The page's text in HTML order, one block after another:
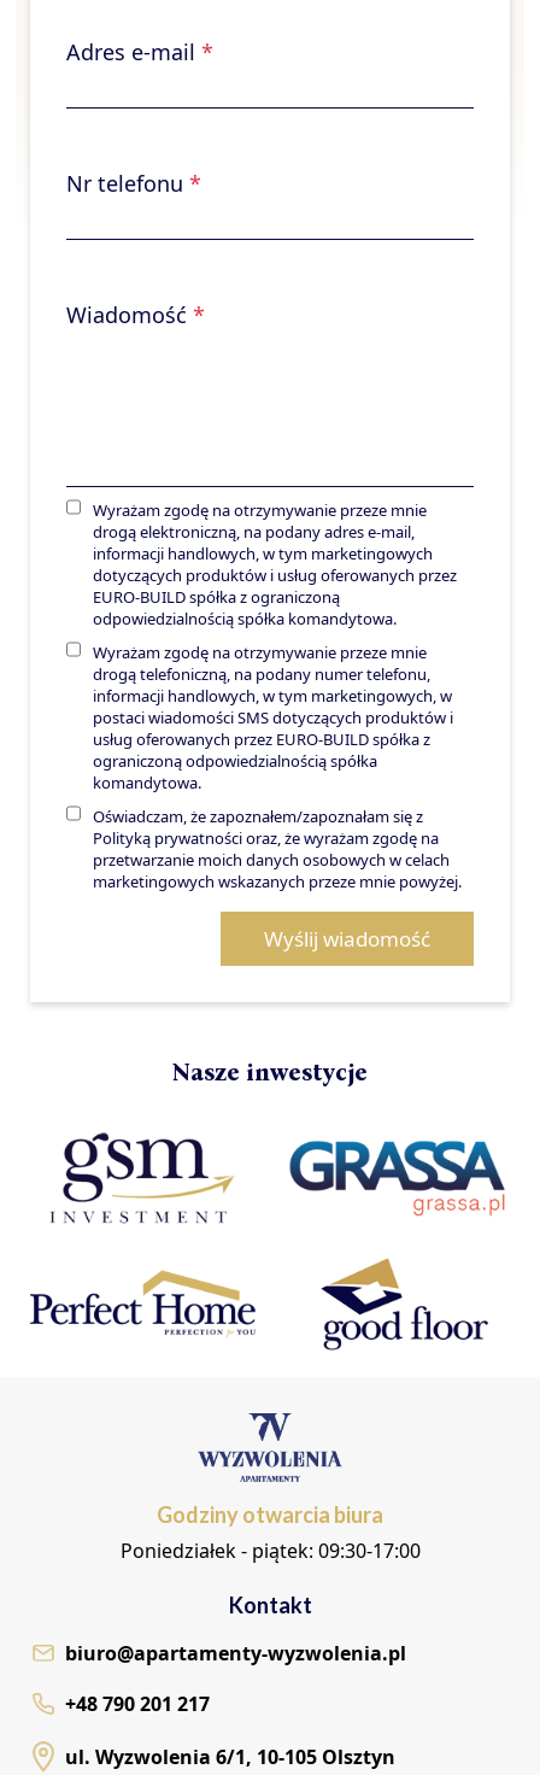
Adres e-mail *
Nr telefonu *
Wiadomość *
Wyrażam zgodę na otrzymywanie przeze mnie
drogą elektroniczną, na podany adres e-mail,
informacji handlowych, w tym marketingowych
dotyczących produktów i usług oferowanych przez
EURO-BUILD spółka z ograniczoną
odpowiedzialnością spółka komandytowa.
Wyrażam zgodę na otrzymywanie przeze mnie
drogą telefoniczną, na podany numer telefonu,
informacji handlowych, w tym marketingowych, w
postaci wiadomości SMS dotyczących produktów i
usług oferowanych przez EURO-BUILD spółka z
ograniczoną odpowiedzialnością spółka
komandytowa.
Oświadczam, że zapoznałem/zapoznałam się z
Polityką prywatności oraz, że wyrażam zgodę na
przetwarzanie moich danych osobowych w celach
marketingowych wskazanych przeze mnie powyżej.
Wyślij wiadomość
Nasze inwestycje
Godziny otwarcia biura
Poniedziałek - piątek: 09:30-17:00
Kontakt
biuro@apartamenty-wyzwolenia.pl
+48 790 201 217
ul. Wyzwolenia 6/1, 10-105 Olsztyn